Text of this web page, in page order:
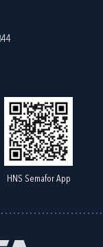
HNS Semafor App